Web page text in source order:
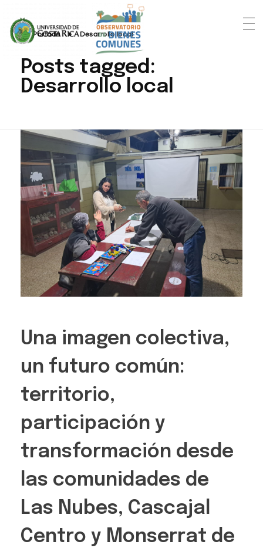
Portada » Desarrollo local
Posts tagged:
Desarrollo local
Una imagen colectiva,
un futuro común:
territorio,
participación y
transformación desde
las comunidades de
Las Nubes, Cascajal
Centro y Monserrat de